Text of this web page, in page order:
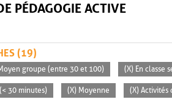
PÉDAGOGIE ACTIVE
(19)
groupe (entre 30 et 100) (X) En classe
30 minutes) (X) Moyenne (X) Activités